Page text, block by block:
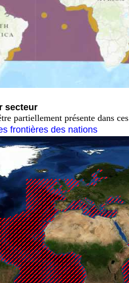
secteur
partiellement présente dans ces
frontières des nations